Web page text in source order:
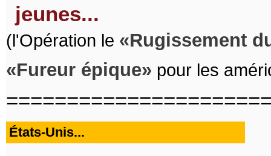
jeunes...
(l'Opération le
Rugissement
Fureur épique
pour les
États-Unis...